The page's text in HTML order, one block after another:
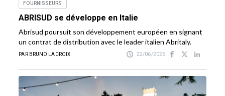
FOURNISSEURS
ABRISUD se développe en Italie
Abrisud poursuit son développement européen en signant
un contrat de distribution avec le leader italien Abritaly.
PAR BRUNO LACROIX 22/06/2026